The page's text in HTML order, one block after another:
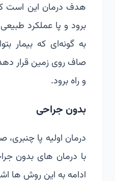
هدف درمان این است که
برود و پا عملکرد
به گونه‌ای که بیمار
صاف روی زمین قرار
و راه برود.
بدون جراحی
درمان اولیه پا
با درمان های بدون
ادامه به این روش ها